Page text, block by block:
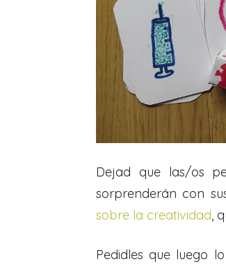
Dejad que las/os
sorprenderán con
sobre la creatividad,
Pedidles que luego lo